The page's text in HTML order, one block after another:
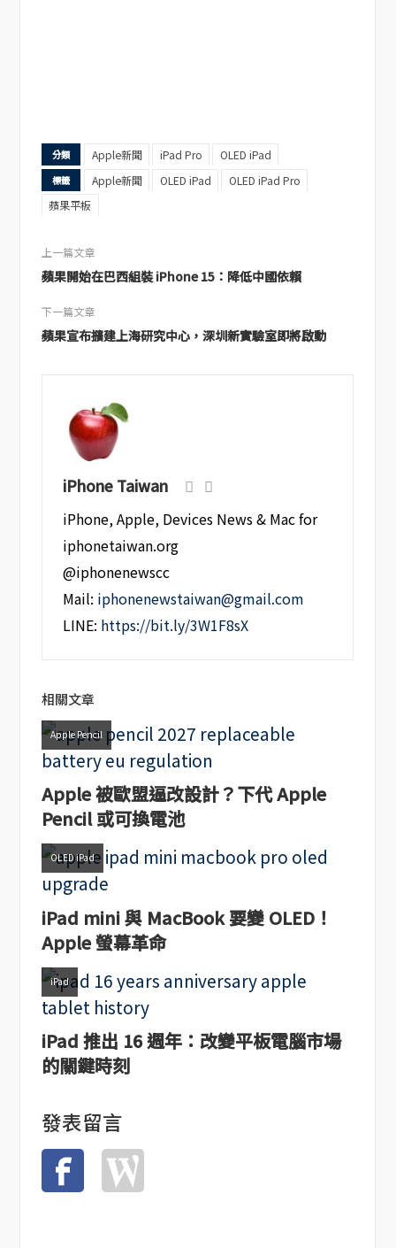
分類 Apple新聞 iPad Pro OLED iPad
標籤 Apple新聞 OLED iPad
OLED iPad Pro
蘋果平板
上一篇文章
蘋果開始在巴西組裝 iPhone 15：降低中國依賴
下一篇文章
蘋果宣布擴建上海研究中心，深圳新實驗室即將啟動
iPhone Taiwan
iPhone, Apple, Devices News & Mac for
iphonetaiwan.org
@iphonenewscc
Mail: iphonenewstaiwan@gmail.com
LINE: https://bit.ly/3W1F8sX
相關文章
Apple Pencil
Apple 被歐盟逼改設計？下代 Apple
Pencil 或可換電池
OLED iPad
iPad mini 與 MacBook 要變 OLED！
Apple 螢幕革命
iPad
iPad 推出 16 週年：改變平板電腦市場
的關鍵時刻
發表留言